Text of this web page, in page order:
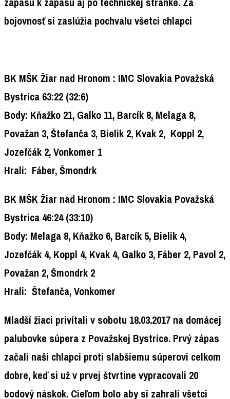
bojovnosť si zaslúžia pochvalu všetci chlapci
BK MŠK Žiar nad Hronom : IMC Slovakia Považská
Bystrica 63:22 (32:6)
Body: Kňažko 21, Galko 11, Barcík 8, Melaga 8,
Považan 3, Štefanča 3, Bielik 2, Kvak 2, Koppl 2,
Jozefčák 2, Vonkomer 1
Hrali: Fáber, Šmondrk
BK MŠK Žiar nad Hronom : IMC Slovakia Považská
Bystrica 46:24(33:10)
Body: Melaga 8, Kňažko 6, Barcík 5, Bielik 4,
Jozefčák 4, Koppl 4, Kvak 4, Galko 3, Fáber 2, Pavol 2,
Považan 2, Šmondrk 2
Hrali: Štefanča, Vonkomer
Mladší žiaci privítali v sobotu 18.03.2017 na domácej
palubovke súpera z Považskej Bystrice. Prvý zápas
začali naši chlapci proti slabšiemu súperovi celkom
dobre, keď si už v prvej štvrtine vypracovali 20
bodový náskok. Cieľom bolo aby si zahrali všetci